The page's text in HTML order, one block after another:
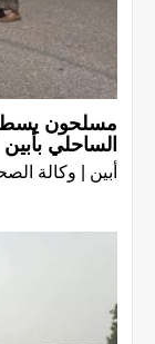
مسلحون
الساحلي بأبين
أبين | وكالة